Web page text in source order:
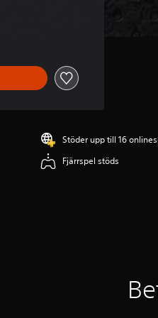
Stöder upp till 16
Fjärrspel stöds